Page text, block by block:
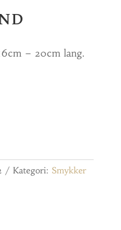
– 20cm lang.
Kategori: Smykker